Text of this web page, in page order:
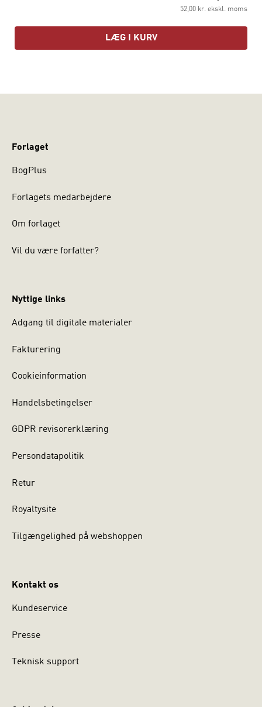
52,00 kr. ekskl. moms
LÆG I KURV
Forlaget
BogPlus
Forlagets medarbejdere
Om forlaget
Vil du være forfatter?
Nyttige links
Adgang til digitale materialer
Fakturering
Cookieinformation
Handelsbetingelser
GDPR revisorerklæring
Persondatapolitik
Retur
Royaltysite
Tilgængelighed på webshoppen
Kontakt os
Kundeservice
Presse
Teknisk support